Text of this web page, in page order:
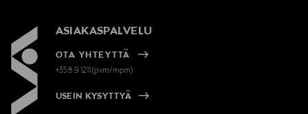
ASIAKASPALVELU
OTA YHTEYTTÄ
+358 9 1211(pvm/mpm)
USEIN KYSYTTYÄ